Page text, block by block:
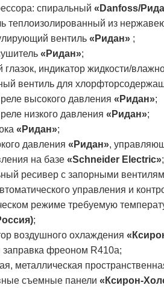
спиральный «Danfoss/
теплоизолированный из
вентиль «Ридан» ;
«Ридан»;
глазок, индикатор жидкости/
вентиль для
высокого давления «Ридан»;
низкого давления «Ридан»;
«Ридан»;
давления «Ридан»,
на базе «Schneider Electric»;
ресивер с запорными
управления и
режиме требуемую
;
воздушного охлаждения
заправка фреоном R410a;
металлическая
съемные панели «Ксирон-